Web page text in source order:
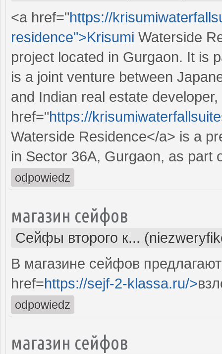
<a href="https://
residence">Krisumi Waterside
project located in Gurgaon. It is
is a joint venture between
and Indian real estate
href="https://
Waterside Residence</a> is a
in Sector 36A, Gurgaon, as part
odpowiedz
магазин сейфов
Сейфы второго к...
В магазине сейфов
href=https://sejf-2-klassa.ru/>
odpowiedz
магазин сейфов